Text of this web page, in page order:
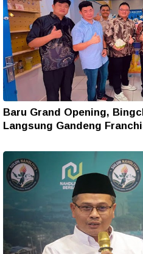
Baru Grand Opening,
Langsung Gandeng